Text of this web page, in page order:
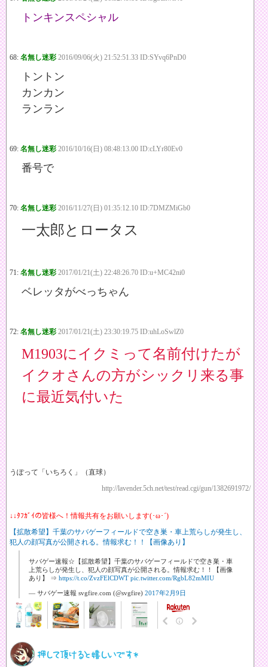
トンキンスペシャル
68: 名無し迷彩 2016/09/06(火) 21:52:51.33 ID:SYvq6PnD0
トントン
カンカン
ランラン
69: 名無し迷彩 2016/10/16(日) 08:48:13.00 ID:cLYr80Ev0
番号で
70: 名無し迷彩 2016/11/27(日) 01:35:12.10 ID:7DMZMiGb0
一太郎とロータス
71: 名無し迷彩 2017/01/21(土) 22:48:26.70 ID:u+MC42ni0
ベレッタがべっちゃん
72: 名無し迷彩 2017/01/21(土) 23:30:19.75 ID:uhLoSwlZ0
M1903にイクミって名前付けたが
イクオさんの方がシックリ来る事
に最近気付いた
うぽって「いちろく」（直球）
http://lavender.5ch.net/test/read.cgi/gun/1382691972/
↓↓ﾀﾌｶﾞｲの皆様へ！情報共有をお願いします(･ω･´)
【拡散希望】千葉のサバゲーフィールドで空き巣・車上荒らしが発生し、
犯人の顔写真が公開される。情報求む！！【画像あり】
サバゲー速報☆【拡散希望】千葉のサバゲーフィールドで空き巣・車
上荒らしが発生し、犯人の顔写真が公開される。情報求む！！【画像
あり】 ⇒ https://t.co/ZvzFElCDWT pic.twitter.com/RgbL82mMIU
— サバゲー速報 svgfire.com (@svgfire) 2017年2月9日